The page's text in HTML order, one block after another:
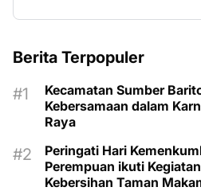
Berita Terpopuler
Kecamatan Sumber
Kebersamaan dalam
Raya
Peringati Hari
Perempuan ikuti
Kebersihan Taman